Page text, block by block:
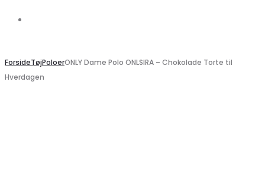
ForsideTøjPoloerONLY Dame Polo ONLSIRA – Chokolade Torte til
Hverdagen